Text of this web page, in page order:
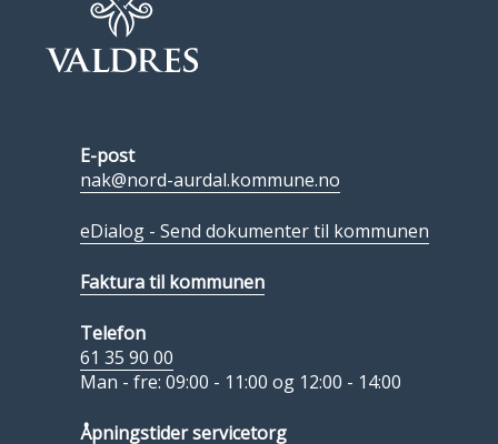
E-post
nak@nord-aurdal.kommune.no
eDialog - Send dokumenter til kommunen
Faktura til kommunen
Telefon
61 35 90 00
Man - fre: 09:00 - 11:00 og 12:00 - 14:00
Åpningstider servicetorg